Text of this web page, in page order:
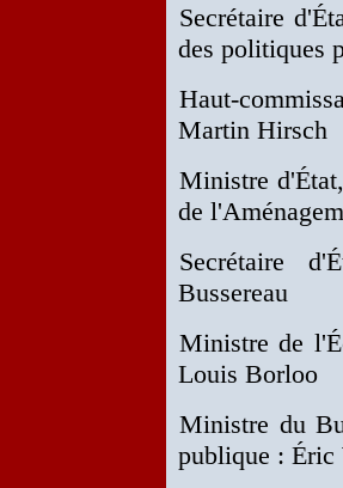
Secrétaire
des politiques
Haut-
Martin Hirsch
Ministre
de
Secrétaire
Bussereau
Ministre de
Louis Borloo
Ministre du
publique : Éric